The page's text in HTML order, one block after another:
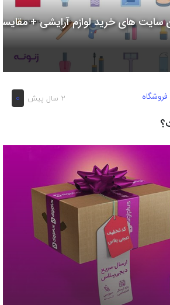
بهترین سایت های خرید لوازم آرایشی +
2 سال پیش 0